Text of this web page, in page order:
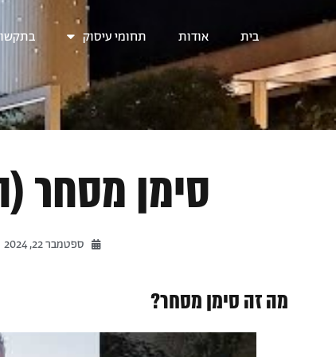
בית אודות תחומי עיסוק
סימן מסחר
ספטמבר 22, 2024
מה זה סימן מסחר?